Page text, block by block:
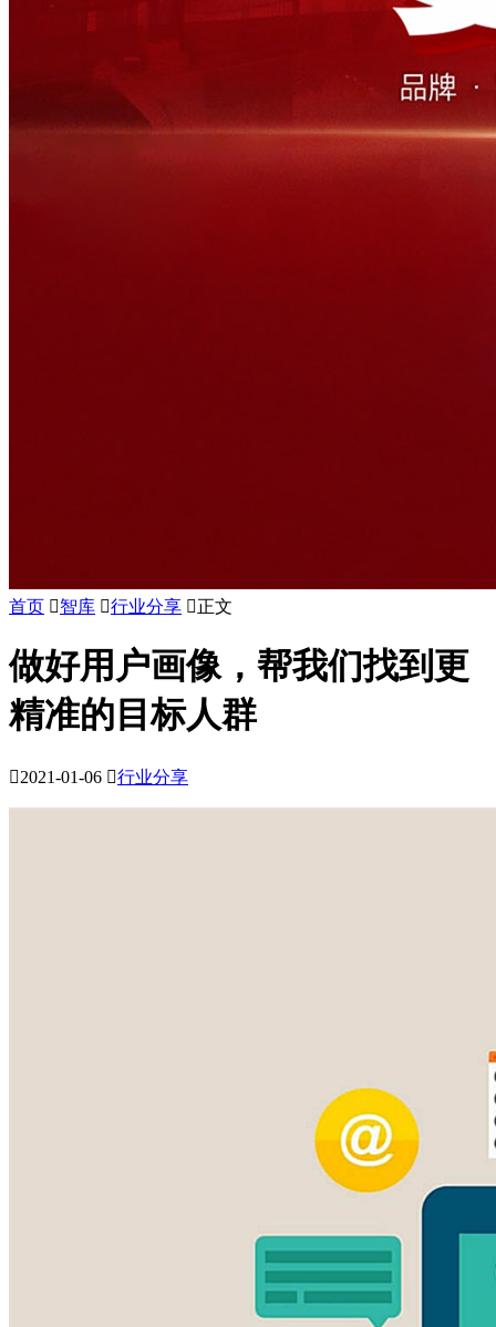
首页 智库 行业分享 正文
做好用户画像，帮我们找到更
精准的目标人群
2021-01-06 行业分享